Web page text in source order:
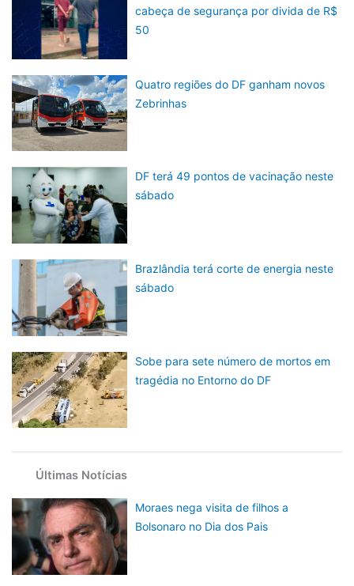
cabeça de segurança por divida de R$
50
Quatro regiões do DF ganham novos
Zebrinhas
DF terá 49 pontos de vacinação neste
sábado
Brazlândia terá corte de energia neste
sábado
Sobe para sete número de mortos em
tragédia no Entorno do DF
Últimas Notícias
Moraes nega visita de filhos a
Bolsonaro no Dia dos Pais